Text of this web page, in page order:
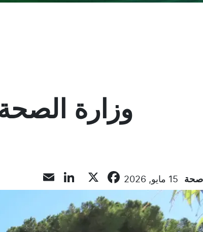
وزارة
صحة 15 مايو, 2026 Facebook
LinkedIn